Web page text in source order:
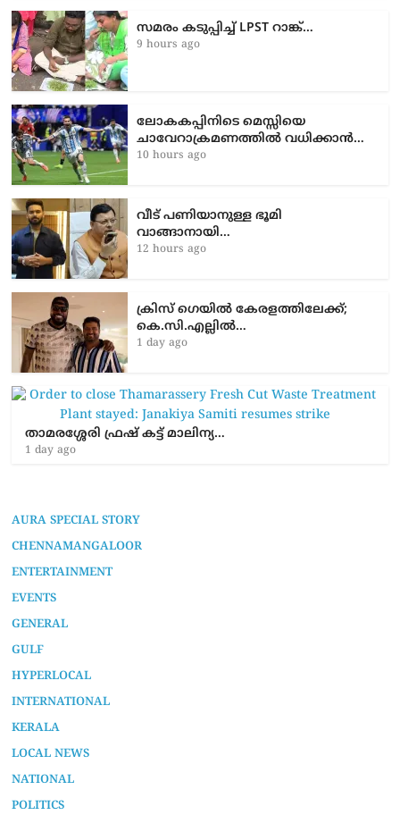
സമരം കടുപ്പിച്ച് LPST റാങ്ക്…
9 hours ago
ലോകകപ്പിനിടെ മെസ്സിയെ
ചാവേറാക്രമണത്തിൽ വധിക്കാൻ…
10 hours ago
വീട് പണിയാനുള്ള ഭൂമി
വാങ്ങാനായി…
12 hours ago
ക്രിസ് ഗെയിൽ കേരളത്തിലേക്ക്;
കെ.സി.എല്ലിൽ…
1 day ago
താമരശ്ശേരി ഫ്രഷ് കട്ട് മാലിന്യ…
1 day ago
AURA SPECIAL STORY
CHENNAMANGALOOR
ENTERTAINMENT
EVENTS
GENERAL
GULF
HYPERLOCAL
INTERNATIONAL
KERALA
LOCAL NEWS
NATIONAL
POLITICS